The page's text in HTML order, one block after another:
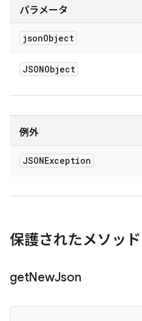
パラメータ
jsonObject
JSONObject
例外
JSONException
保護されたメソッド
getNewJson